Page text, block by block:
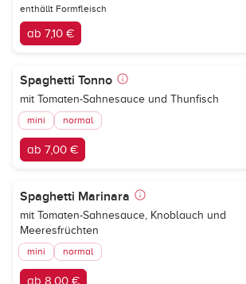
enthällt Formfleisch
ab 7,10 €
Spaghetti Tonno
mit Tomaten-Sahnesauce und Thunfisch
mini normal
ab 7,00 €
Spaghetti Marinara
mit Tomaten-Sahnesauce, Knoblauch und
Meeresfrüchten
mini normal
ab 8,00 €